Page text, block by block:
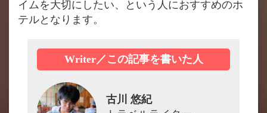
イムを大切にしたい、という人におすすめのホ
テルとなります。
Writer／この記事を書いた人
古川 悠紀